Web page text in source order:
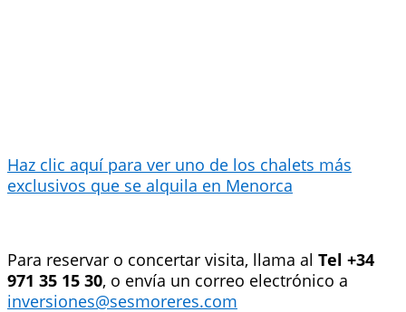
Haz clic aquí para ver uno de los chalets más
exclusivos que se alquila en Menorca
Para reservar o concertar visita, llama al Tel +34
971 35 15 30, o envía un correo electrónico a
inversiones@sesmoreres.com